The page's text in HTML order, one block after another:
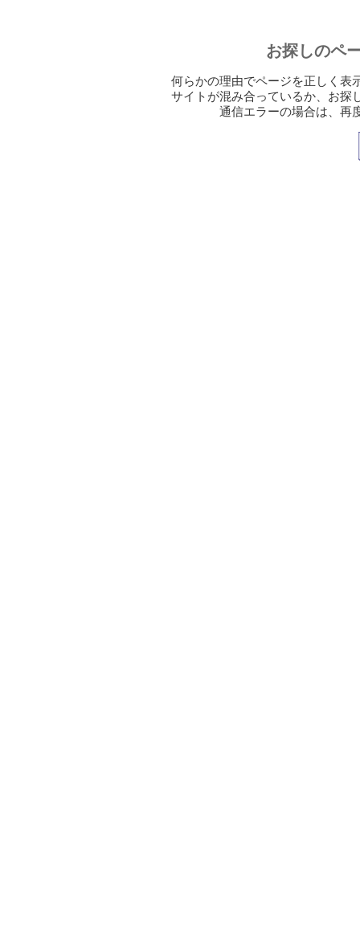
お探しのペ
何らかの理由でページを正しく表
サイトが混み合っているか、お探
通信エラーの場合は、再